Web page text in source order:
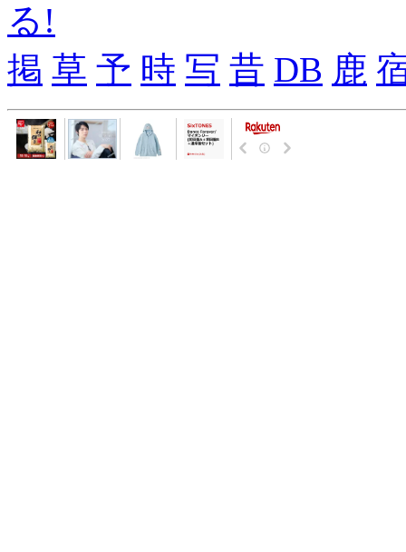
る!
掲 草 予 時 写 昔 DB 鹿